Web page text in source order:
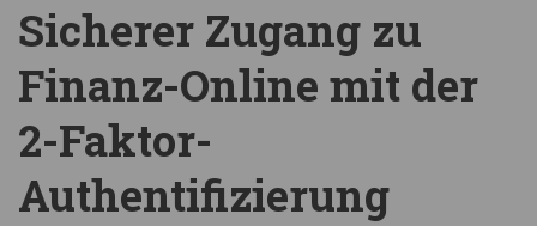
Sicherer Zugang zu
Finanz-Online mit der
2-Faktor-
Authentifizierung